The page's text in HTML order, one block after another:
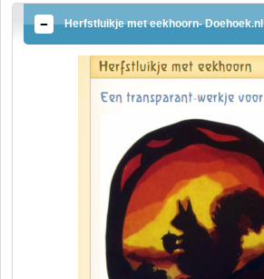
Herfstluikje met eekhoorn- Doehoek.nl